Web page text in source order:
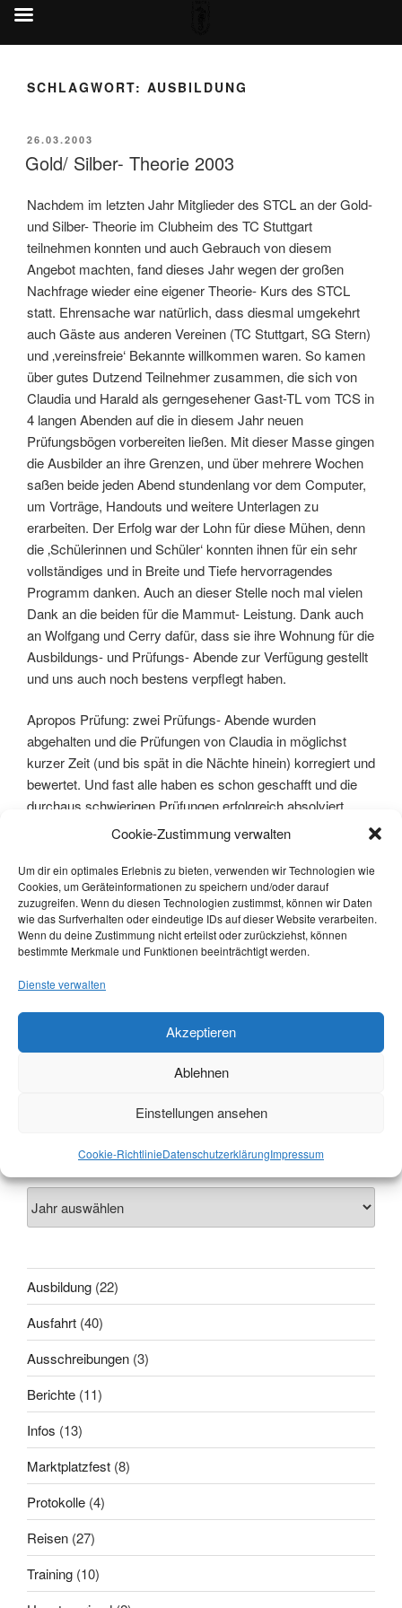
Cookie-Zustimmung verwalten
Um dir ein optimales Erlebnis zu bieten, verwenden wir Technologien wie
Cookies, um Geräteinformationen zu speichern und/oder darauf
zuzugreifen. Wenn du diesen Technologien zustimmst, können wir Daten
wie das Surfverhalten oder eindeutige IDs auf dieser Website verarbeiten.
Wenn du deine Zustimmung nicht erteilst oder zurückziehst, können
bestimmte Merkmale und Funktionen beeinträchtigt werden.
Dienste verwalten
Akzeptieren
Ablehnen
Einstellungen ansehen
Cookie-RichtlinieDatenschutzerklärungImpressum
springen
SCHLAGWORT: AUSBILDUNG
VERÖFFENTLICHT
AM
26.03.2003
Gold/ Silber- Theorie 2003
Nachdem im letzten Jahr Mitglieder des STCL an der Gold-
und Silber- Theorie im Clubheim des TC Stuttgart
teilnehmen konnten und auch Gebrauch von diesem
Angebot machten, fand dieses Jahr wegen der großen
Nachfrage wieder eine eigener Theorie- Kurs des STCL
statt. Ehrensache war natürlich, dass diesmal umgekehrt
auch Gäste aus anderen Vereinen (TC Stuttgart, SG Stern)
und ‚vereinsfreie‘ Bekannte willkommen waren. So kamen
über gutes Dutzend Teilnehmer zusammen, die sich von
Claudia und Harald als gerngesehener Gast-TL vom TCS in
4 langen Abenden auf die in diesem Jahr neuen
Prüfungsbögen vorbereiten ließen. Mit dieser Masse gingen
die Ausbilder an ihre Grenzen, und über mehrere Wochen
saßen beide jeden Abend stundenlang vor dem Computer,
um Vorträge, Handouts und weitere Unterlagen zu
erarbeiten. Der Erfolg war der Lohn für diese Mühen, denn
die ‚Schülerinnen und Schüler‘ konnten ihnen für ein sehr
vollständiges und in Breite und Tiefe hervorragendes
Programm danken. Auch an dieser Stelle noch mal vielen
Dank an die beiden für die Mammut- Leistung. Dank auch
an Wolfgang und Cerry dafür, dass sie ihre Wohnung für die
Ausbildungs- und Prüfungs- Abende zur Verfügung gestellt
und uns auch noch bestens verpflegt haben.
Apropos Prüfung: zwei Prüfungs- Abende wurden
abgehalten und die Prüfungen von Claudia in möglichst
kurzer Zeit (und bis spät in die Nächte hinein) korregiert und
bewertet. Und fast alle haben es schon geschafft und die
durchaus schwierigen Prüfungen erfolgreich absolviert.
Herzlichen Glückwunsch an alle, die es geschafft haben
Betonen möchte ich auch noch einmal, dass die Theorie-
Kurse durch Verzicht der Ausbilder auf jede
Aufwandsentschädigung auch diesmal wieder vollkommen
kostenlos angeboten werden konnten. Dies ist etwas, was
heutzutage längst nicht mehr jeder Verein vorweisen kann.
Suchen
Ausbildung (22)
Ausfahrt (40)
Ausschreibungen (3)
Berichte (11)
Infos (13)
Marktplatzfest (8)
Protokolle (4)
Reisen (27)
Training (10)